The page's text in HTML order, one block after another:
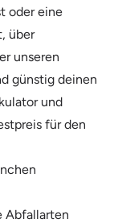
oder eine
über
unseren
günstig deinen
und
für den
Abfallarten